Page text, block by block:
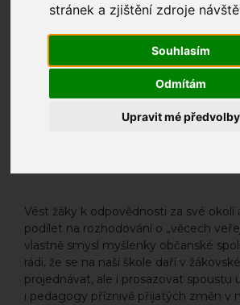
stránek a zjištění zdroje
Souhlasím
Odmítám
Upravit mé předvolby
Alena Merhautová 20.03.2025
Vést žáky k odpovědnosti za své okolí
podílet na rozhodování o „věcech
vlastně smysl myšlenky občanské
rádi, že se na naší škole daří v
projednávat, ale i prosazovat spoustu
i pedagogy příznivě přijatých změn v